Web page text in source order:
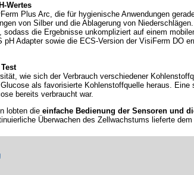
Wertes
Plus Arc, die für hygienische Anwendungen
von Silber und die Ablagerung von
sodass die Ergebnisse unkompliziert auf einem
pH Adapter sowie die ECS-Version der VisiFerm DO
wie sich der Verbrauch verschiedener
als favorisierte Kohlenstoffquelle heraus.
bereits verbraucht war.
lobten die einfache Bedienung der Sensoren und
Überwachen des Zellwachstums lieferte